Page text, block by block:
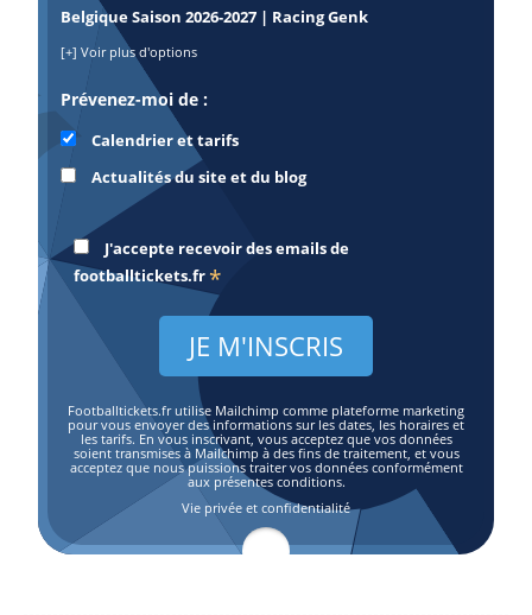
Belgique Saison 2026-2027 | Racing Genk
[+] Voir plus d'options
Prévenez-moi de :
Calendrier et tarifs
Actualités du site et du blog
J'accepte recevoir des emails de
footballtickets.fr *
Footballtickets.fr utilise Mailchimp comme plateforme marketing
pour vous envoyer des informations sur les dates, les horaires et
les tarifs. En vous inscrivant, vous acceptez que vos données
soient transmises à Mailchimp à des fins de traitement, et vous
acceptez que nous puissions traiter vos données conformément
aux présentes conditions.
Vie privée et confidentialité